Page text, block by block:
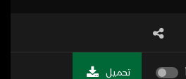
تحميل